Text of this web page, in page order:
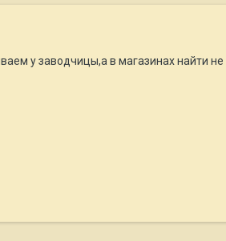
у заводчицы,а в магазинах найти